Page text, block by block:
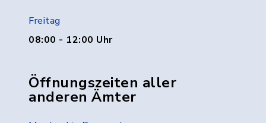
Freitag
08:00 - 12:00 Uhr
Öffnungszeiten aller
anderen Ämter